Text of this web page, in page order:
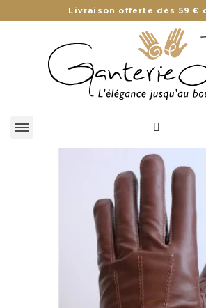
Livraison offerte dès 59 €